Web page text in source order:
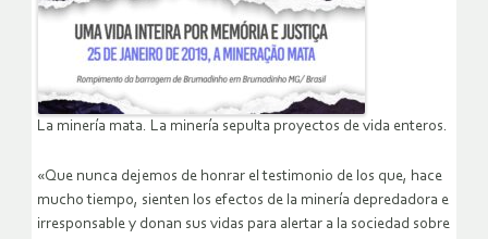
La minería mata. La minería sepulta proyectos de vida enteros.
«Que nunca dejemos de honrar el testimonio de los que, hace
mucho tiempo, sienten los efectos de la minería depredadora e
irresponsable y donan sus vidas para alertar a la sociedad sobre